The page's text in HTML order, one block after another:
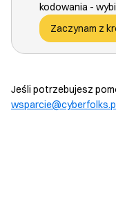
kodowania -
Zaczynam z
Jeśli potrzebujesz